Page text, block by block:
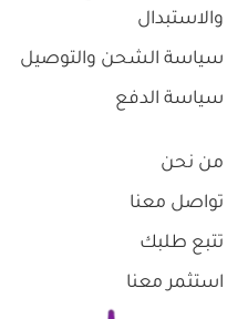
والاستبدال
سياسة الشحن والتوصيل
سياسة الدفع
من نحن
تواصل معنا
تتبع طلبك
استثمر معنا